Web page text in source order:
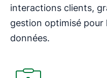
interactions clients,
gestion optimisé
données.